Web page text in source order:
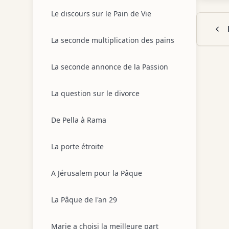
Le discours sur le Pain de Vie
La seconde multiplication des pains
La seconde annonce de la Passion
La question sur le divorce
De Pella à Rama
La porte étroite
A Jérusalem pour la Pâque
La Pâque de l'an 29
Marie a choisi la meilleure part